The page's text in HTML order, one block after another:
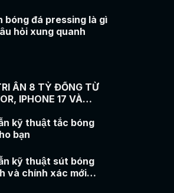
bóng đá pressing là gì
hỏi xung quanh
ÂN 8 TỶ ĐỒNG TỪ
IPHONE 17 VÀ
kỹ thuật tắc bóng
bạn
kỹ thuật sút bóng
và chính xác mới